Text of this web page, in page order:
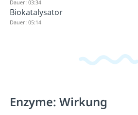
Dauer: 03:34
Biokatalysator
Dauer: 05:14
Enzyme: Wirkung